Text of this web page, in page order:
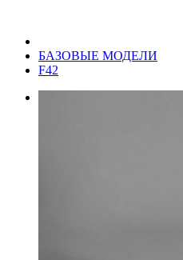
БАЗОВЫЕ МОДЕЛИ
F42